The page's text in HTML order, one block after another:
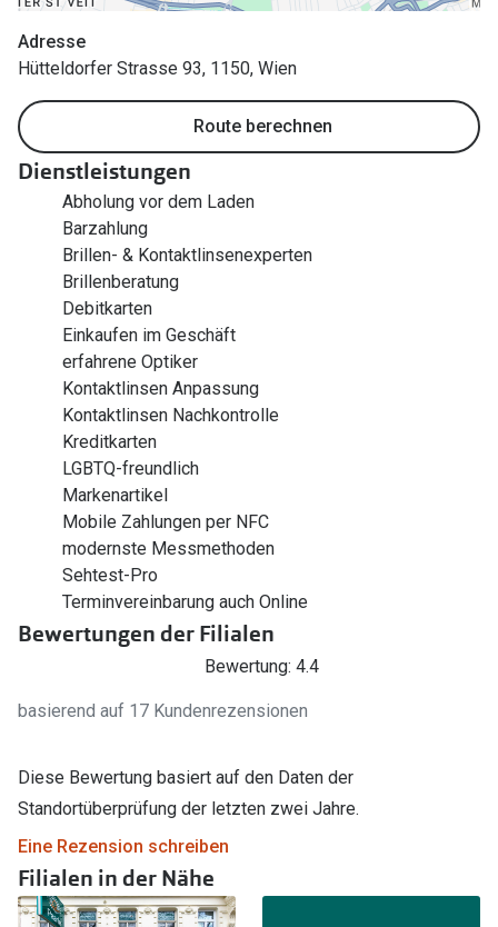
Brillenetuis
Brillenkettchen
Ratgeber
Wie wähle ich die richtige Brille
Gleitsicht Ratgeber
Brillengröße ermitteln
Alle Brillen Ratgeber
Angebote
Adresse
Hütteldorfer Strasse 93, 1150, Wien
Route berechnen
Dienstleistungen
Abholung vor dem Laden
Barzahlung
Brillen- & Kontaktlinsenexperten
Brillenberatung
Debitkarten
Einkaufen im Geschäft
erfahrene Optiker
Kontaktlinsen Anpassung
Kontaktlinsen Nachkontrolle
Kreditkarten
LGBTQ-freundlich
Markenartikel
Mobile Zahlungen per NFC
modernste Messmethoden
Sehtest-Pro
Terminvereinbarung auch Online
Bewertungen der Filialen
Bewertung: 4.4
basierend auf 17 Kundenrezensionen
Diese Bewertung basiert auf den Daten der
Standortüberprüfung der letzten zwei Jahre.
Eine Rezension schreiben
Filialen in der Nähe